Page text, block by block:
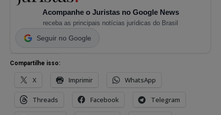
Acompanhe o Juristas no Google News
receba as principais notícias jurídicas do Brasil
Seguir no Google
Compartilhe isso:
X Imprimir WhatsApp
Threads Facebook Telegram